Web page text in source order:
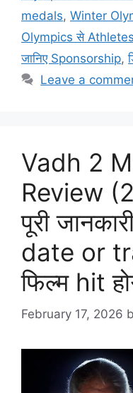
medals, Winter
Olympics से
जानिए Sponsorship,
Leave a
Vadh 2
Review
पूरी
date or
फिल्म hit
February 17, 2026